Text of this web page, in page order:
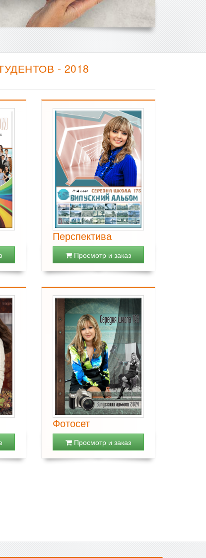
- 2018
Перспектива
Просмотр и заказ
Фотосет
Просмотр и заказ